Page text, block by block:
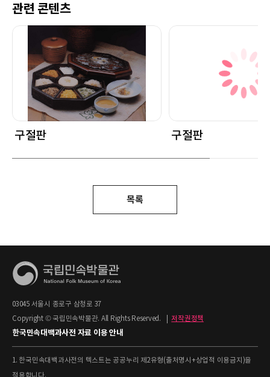
관련 콘텐츠
구절판 구절판
목록
03045 서울시 종로구 삼청로 37
Copyright © 국립민속박물관. All Rights Reserved.
저작권정책
한국민속대백과사전 자료 이용 안내
1. 한국민속대백과사전의 텍스트는 공공누리 제2유형(출처명시+상업적 이용금지)을